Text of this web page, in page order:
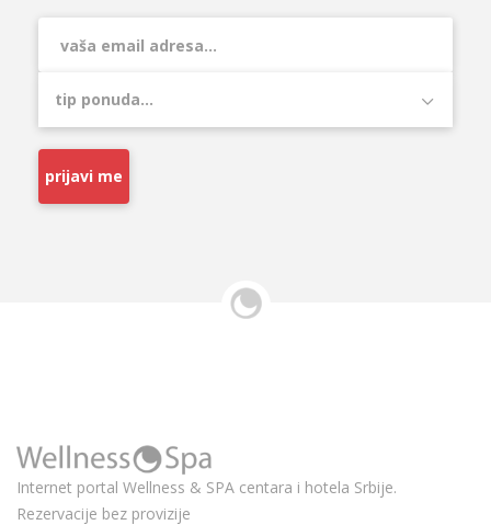
prijavi me
Internet portal Wellness & SPA centara i hotela Srbije.
Rezervacije bez provizije